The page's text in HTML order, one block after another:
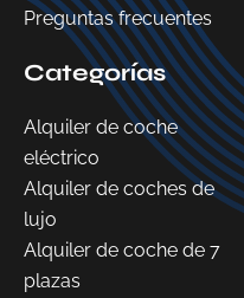
Preguntas frecuentes
Categorías
Alquiler de coche
eléctrico
Alquiler de coches de
lujo
Alquiler de coche de 7
plazas